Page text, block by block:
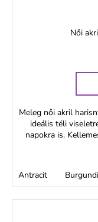
Női
Meleg női akril
ideális téli
napokra is.
Antracit